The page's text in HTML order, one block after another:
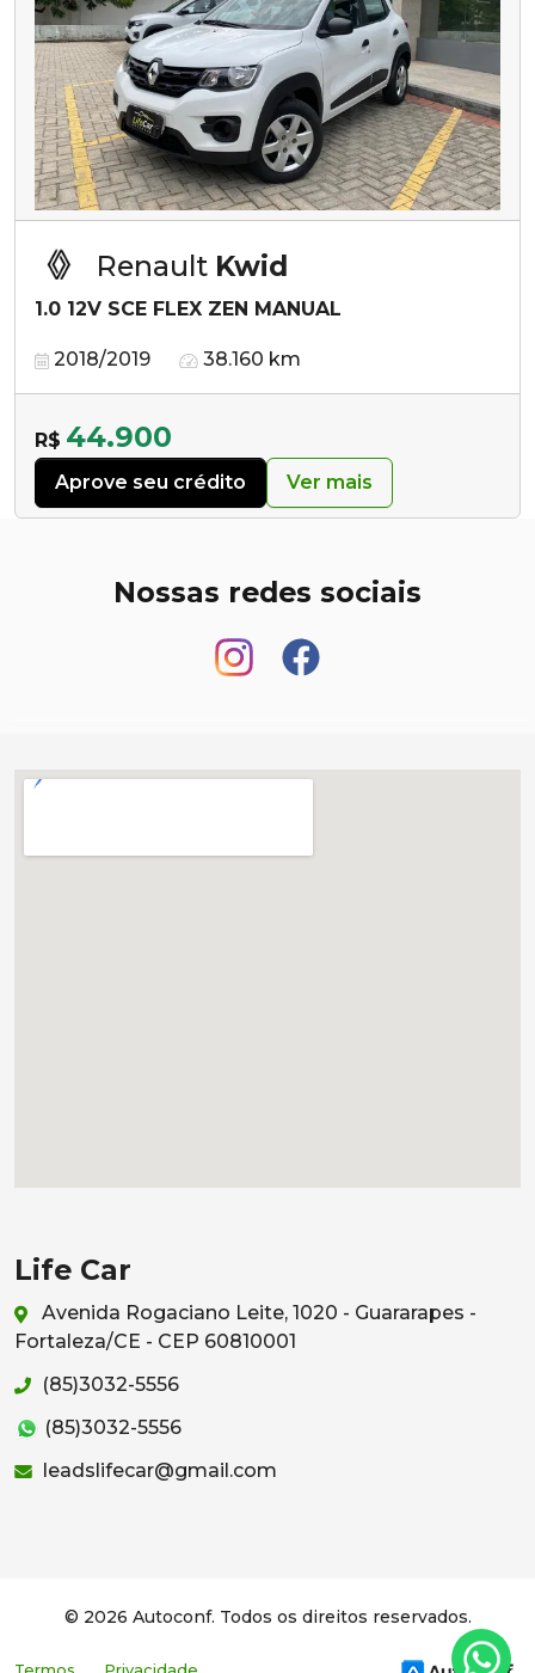
Renault Kwid
1.0 12V SCE FLEX ZEN MANUAL
2018/2019 38.160 km
R$ 44.900
Aprove seu crédito Ver mais
Nossas redes sociais
Life Car
Avenida Rogaciano Leite, 1020 - Guararapes -
Fortaleza/CE - CEP 60810001
(85)3032-5556
(85)3032-5556
leadslifecar@gmail.com
© 2026 Autoconf. Todos os direitos reservados.